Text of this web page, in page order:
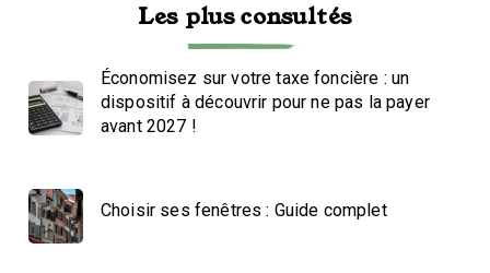
Les plus consultés
Économisez sur votre taxe foncière : un
dispositif à découvrir pour ne pas la payer
avant 2027 !
Choisir ses fenêtres : Guide complet